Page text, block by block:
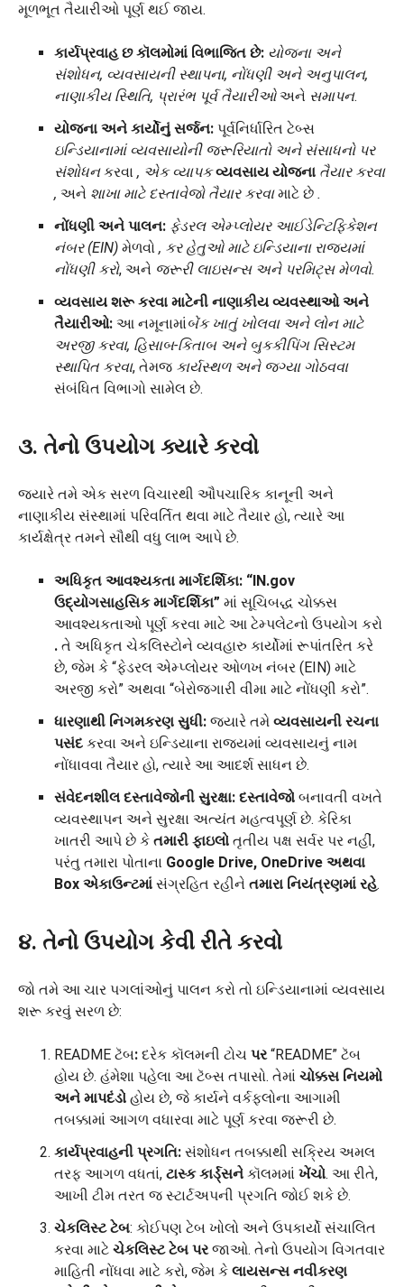
મૂળભૂત તૈયારીઓ પૂર્ણ થઈ જાય.
કાર્યપ્રવાહ છ કૉલમોમાં વિભાજિત છે: યોજના અને
સંશોધન, વ્યવસાયની સ્થાપના, નોંધણી અને અનુપાલન,
નાણાકીય સ્થિતિ, પ્રારંભ પૂર્વ તૈયારીઓઅને સમાપન.
યોજના અને કાર્યોનું સર્જન: પૂર્વનિર્ધારિત ટેબ્સ
ઇન્ડિયાનામાં વ્યવસાયોની જરૂરિયાતો અને સંસાધનો પર
સંશોધનકરવા , એક વ્યાપક વ્યવસાય યોજના તૈયાર કરવા
, અને શાખા માટે દસ્તાવેજો તૈયાર કરવામાટે છે .
નોંધણી અને પાલન: ફેડરલ એમ્પ્લોયર આઈડેન્ટિફિકેશન
નંબર (EIN) મેળવો , કર હેતુઓ માટે ઇન્ડિયાના રાજ્યમાં
નોંધણી કરો, અને જરૂરી લાઇસન્સ અને પરમિટ્સ મેળવો.
વ્યવસાય શરૂ કરવા માટેની નાણાકીય વ્યવસ્થાઓ અને
તૈયારીઓ: આ નમૂનામાંબેંક ખાતું ખોલવા અને લોન માટે
અરજી કરવા, હિસાબ-કિતાબ અને બુકકીપિંગ સિસ્ટમ
સ્થાપિત કરવા, તેમજ કાર્યસ્થળ અને જગ્યા ગોઠવવા
સંબંધિત વિભાગો સામેલ છે.
૩. તેનો ઉપયોગ ક્યારે કરવો
જ્યારે તમે એક સરળ વિચારથી ઔપચારિક કાનૂની અને
નાણાકીય સંસ્થામાં પરિવર્તિત થવા માટે તૈયાર હો, ત્યારે આ
કાર્યક્ષેત્ર તમને સૌથી વધુ લાભ આપે છે.
અધિકૃત આવશ્યકતા માર્ગદર્શિકા: “IN.gov
ઉદ્યોગસાહસિક માર્ગદર્શિકા” માં સૂચિબદ્ધ ચોક્કસ
આવશ્યકતાઓ પૂર્ણ કરવા માટે આ ટેમ્પલેટનો ઉપયોગ કરો
. તે અધિકૃત ચેકલિસ્ટોને વ્યવહારુ કાર્યોમાં રૂપાંતરિત કરે
છે, જેમ કે “ફેડરલ એમ્પ્લોયર ઓળખ નંબર (EIN) માટે
અરજી કરો” અથવા “બેરોજગારી વીમા માટે નોંધણી કરો”.
ધારણાથી નિગમકરણ સુધી: જ્યારે તમે વ્યવસાયની રચના
પસંદ કરવા અને ઇન્ડિયાના રાજ્યમાં વ્યવસાયનું નામ
નોંધાવવા તૈયાર હો, ત્યારે આ આદર્શ સાધન છે.
સંવેદનશીલ દસ્તાવેજોની સુરક્ષા: દસ્તાવેજો બનાવતી વખતે
વ્યવસ્થાપન અને સુરક્ષા અત્યંત મહત્વપૂર્ણ છે. કેરિકા
ખાતરી આપે છે કે તમારી ફાઇલો તૃતીય પક્ષ સર્વર પર નહીં,
પરંતુ તમારા પોતાના Google Drive, OneDrive અથવા
Box એકાઉન્ટમાં સંગ્રહિત રહીને તમારા નિયંત્રણમાં રહે.
૪. તેનો ઉપયોગ કેવી રીતે કરવો
જો તમે આ ચાર પગલાંઓનું પાલન કરો તો ઇન્ડિયાનામાં વ્યવસાય
શરૂ કરવું સરળ છે:
README ટૅબ: દરેક કૉલમની ટોચ પર“README” ટૅબ
હોય છે. હંમેશા પહેલા આ ટૅબ્સ તપાસો. તેમાં ચોક્કસ નિયમો
અને માપદંડો હોય છે, જે કાર્યને વર્કફ્લોના આગામી
તબક્કામાં આગળ વધારવા માટે પૂર્ણ કરવા જરૂરી છે.
કાર્યપ્રવાહની પ્રગતિ: સંશોધન તબક્કાથી સક્રિય અમલ
તરફ આગળ વધતાં, ટાસ્ક કાર્ડ્સને કૉલમમાં ખેંચો. આ રીતે,
આખી ટીમ તરત જ સ્ટાર્ટઅપની પ્રગતિ જોઈ શકે છે.
ચેકલિસ્ટ ટેબ: કોઈપણ ટેબ ખોલો અને ઉપકાર્યો સંચાલિત
કરવા માટે ચેકલિસ્ટ ટેબ પરજાઓ. તેનો ઉપયોગ વિગતવાર
માહિતી નોંધવા માટે કરો, જેમ કે લાયસન્સ નવીકરણ